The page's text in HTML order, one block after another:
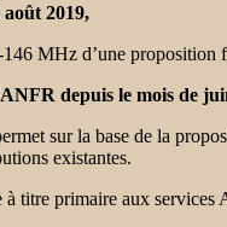
2019,
MHz d’une proposition
depuis le mois de
sur la base de la
existantes.
titre primaire aux services